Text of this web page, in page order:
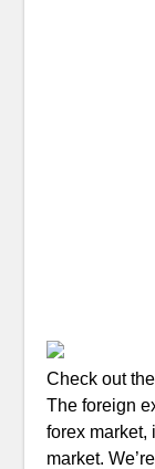
Check out
The foreign
forex market,
market.